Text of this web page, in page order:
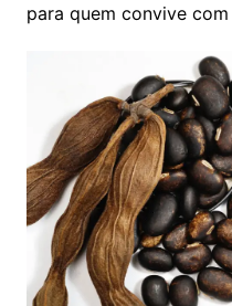
para quem convive com